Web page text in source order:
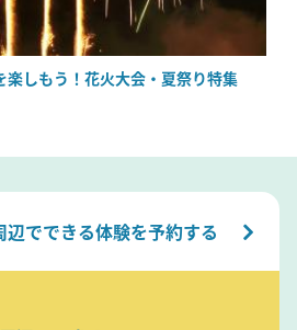
楽しもう！花火大会・夏祭り特集
辺でできる体験を予約する